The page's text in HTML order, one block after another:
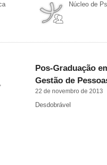
Núcleo de
Pos-Graduação
Gestão de
22 de novembro de 2013
Desdobrável